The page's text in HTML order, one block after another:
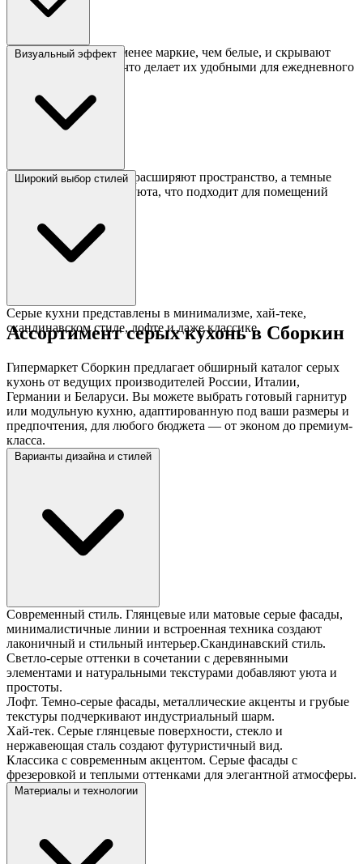
Серые поверхности менее маркие, чем белые, и скрывают
мелкие загрязнения, что делает их удобными для ежедневного
Визуальный эффект
Светло-серые оттенки расширяют пространство, а темные
добавляют глубины и уюта, что подходит для помещений
Широкий выбор стилей
Серые кухни представлены в минимализме, хай-теке,
скандинавском стиле, лофте и даже классике.
Ассортимент серых кухонь в Сборкин
Гипермаркет Сборкин предлагает обширный каталог серых
кухонь от ведущих производителей России, Италии,
Германии и Беларуси. Вы можете выбрать готовый гарнитур
или модульную кухню, адаптированную под ваши размеры и
предпочтения, для любого бюджета — от эконом до премиум-
класса.
Варианты дизайна и стилей
Современный стиль. Глянцевые или матовые серые фасады,
минималистичные линии и встроенная техника создают
лаконичный и стильный интерьер.Скандинавский стиль.
Светло-серые оттенки в сочетании с деревянными
элементами и натуральными текстурами добавляют уюта и
простоты.
Лофт. Темно-серые фасады, металлические акценты и грубые
текстуры подчеркивают индустриальный шарм.
Хай-тек. Серые глянцевые поверхности, стекло и
нержавеющая сталь создают футуристичный вид.
Классика с современным акцентом. Серые фасады с
фрезеровкой и теплыми оттенками для элегантной атмосферы.
Материалы и технологии